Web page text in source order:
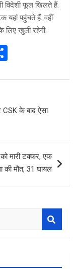
विदेशी फूल खिलते हैं.
यहां पहुंचते हैं. वहीं
खुली रहेगी.
ar
के बाद ऐसा
को मारी टक्कर, एक
की मौत, 31 घायल